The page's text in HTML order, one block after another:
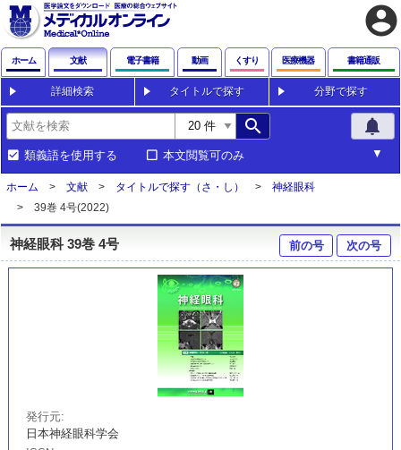
account_circle
ホーム 文献 電子書籍 動画 くすり 医療機器 書籍通販
詳細検索 タイトルで探す 分野で探す
search notifications
類義語を使用する 本文閲覧可のみ
ホーム 文献 タイトルで探す（さ・し）
神経眼科
39巻 4号(2022)
神経眼科 39巻 4号 前の号 次の号
発行元
日本神経眼科学会